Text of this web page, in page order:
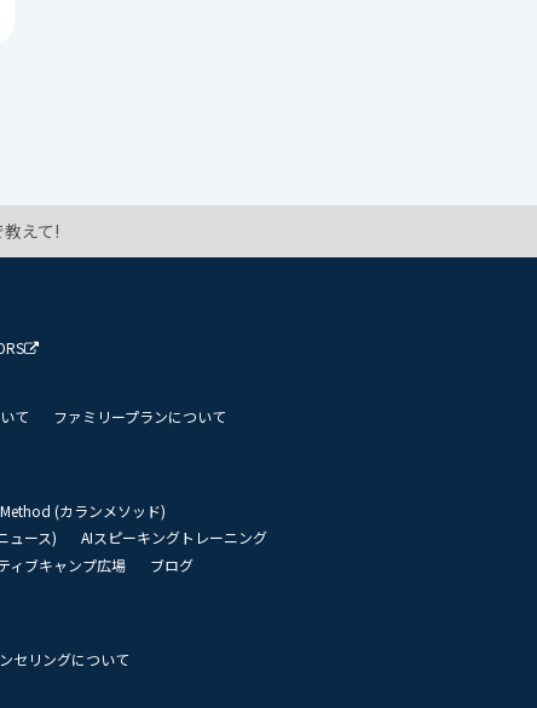
えて!
て
ファミリープランについて
(カランメソッド)
ュース)
AIスピーキングトレーニング
ィブキャンプ広場
ブログ
セリングについて